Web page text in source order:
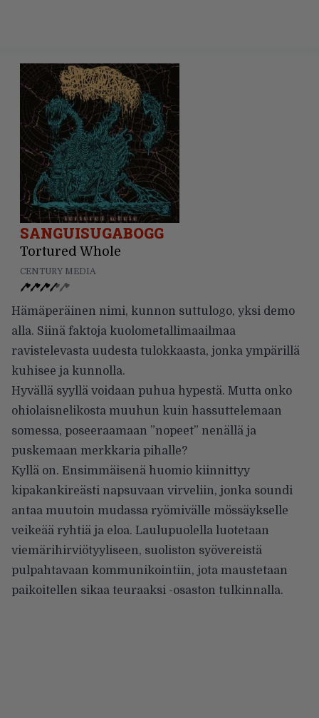
SANGUISUGABOGG
Tortured Whole
CENTURY MEDIA
Hämäperäinen nimi, kunnon suttulogo, yksi demo
alla. Siinä faktoja kuolometallimaailmaa
ravistelevasta uudesta tulokkaasta, jonka ympärillä
kuhisee ja kunnolla.
Hyvällä syyllä voidaan puhua hypestä. Mutta onko
ohiolaisnelikosta muuhun kuin hassuttelemaan
somessa, poseeraamaan ”nopeet” nenällä ja
puskemaan merkkaria pihalle?
Kyllä on. Ensimmäisenä huomio kiinnittyy
kipakankireästi napsuvaan virveliin, jonka soundi
antaa muutoin mudassa ryömivälle mössäykselle
veikeää ryhtiä ja eloa. Laulupuolella luotetaan
viemärihirviötyyliseen, suoliston syövereistä
pulpahtavaan kommunikointiin, jota maustetaan
paikoitellen sikaa teuraaksi -osaston tulkinnalla.